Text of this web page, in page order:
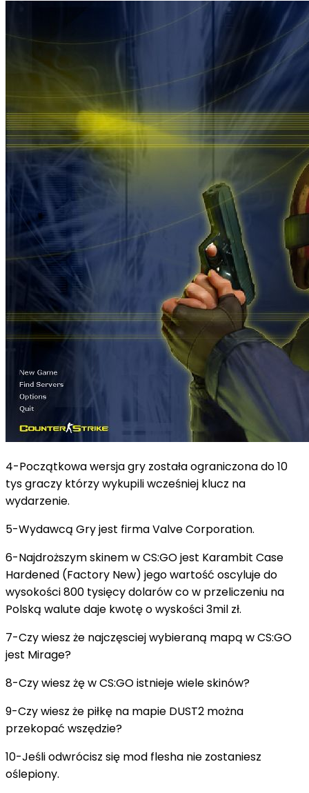
4-Początkowa wersja gry została ograniczona do 10
tys graczy którzy wykupili wcześniej klucz na
wydarzenie.
5-Wydawcą Gry jest firma Valve Corporation.
6-Najdroższym skinem w CS:GO jest Karambit Case
Hardened (Factory New) jego wartość oscyluje do
wysokości 800 tysięcy dolarów co w przeliczeniu na
Polską walute daje kwotę o wyskości 3mil zł.
7-Czy wiesz że najczęsciej wybieraną mapą w CS:GO
jest Mirage?
8-Czy wiesz żę w CS:GO istnieje wiele skinów?
9-Czy wiesz że piłkę na mapie DUST2 można
przekopać wszędzie?
10-Jeśli odwrócisz się mod flesha nie zostaniesz
oślepiony.